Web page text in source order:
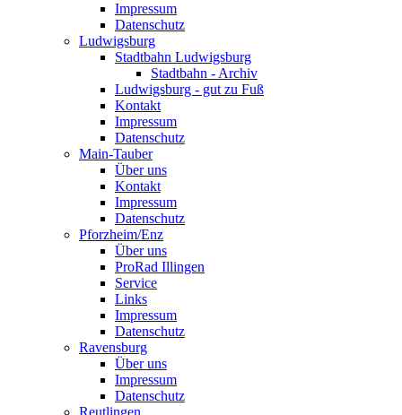
Impressum
Datenschutz
Ludwigsburg
Stadtbahn Ludwigsburg
Stadtbahn - Archiv
Ludwigsburg - gut zu Fuß
Kontakt
Impressum
Datenschutz
Main-Tauber
Über uns
Kontakt
Impressum
Datenschutz
Pforzheim/Enz
Über uns
ProRad Illingen
Service
Links
Impressum
Datenschutz
Ravensburg
Über uns
Impressum
Datenschutz
Reutlingen